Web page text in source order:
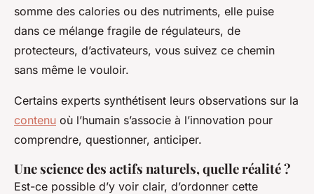
somme des calories ou des nutriments, elle puise
dans ce mélange fragile de régulateurs, de
protecteurs, d’activateurs, vous suivez ce chemin
sans même le vouloir.
Certains experts synthétisent leurs observations sur la
contenu où l’humain s’associe à l’innovation pour
comprendre, questionner, anticiper.
Une science des actifs naturels, quelle réalité ?
Est-ce possible d’y voir clair, d’ordonner cette